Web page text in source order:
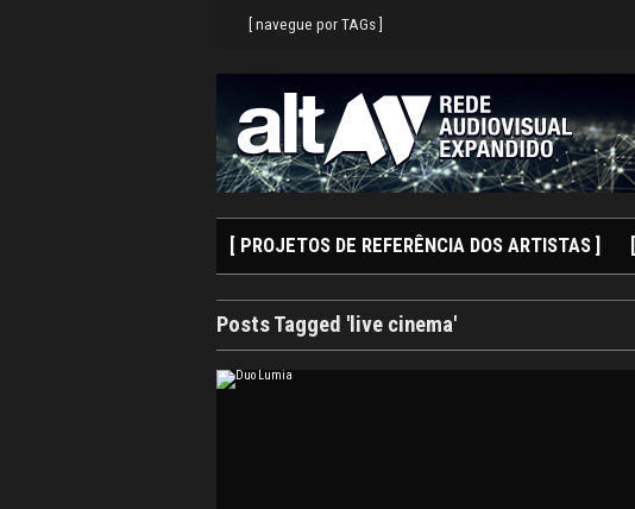
content
[ navegue por TAGs ]
[ PROJETOS DE REFERÊNCIA DOS ARTISTAS ]
Posts Tagged 'live cinema'